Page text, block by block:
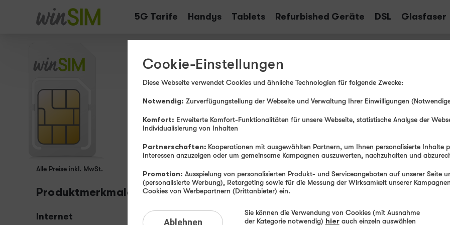
Tarife Handys Tablets Refurbished Geräte DSL Glasfaser
20 GB
bis zu50 MBit/s
FLAT Telefonie & SMS
Rufnummern-​Mitnahme
Alle Preise inkl. MwSt.
Produktmerkmale
Internet 20 GB mit Highspeed-Geschwindigkeit 50 MBit/s (Download) und 32
Cookie-Einstellungen
Diese Webseite verwendet Cookies und ähnliche Technologien für folgende Zwecke:
Notwendig: Zurverfügungstellung der Webseite und Verwaltung Ihrer Einwilligungen
Komfort: Erweiterte Komfort-Funktionalitäten für unsere Webseite, statistische Analyse der
Individualisierung von Inhalten
Partnerschaften: Kooperationen mit ausgewählten Partnern, um Ihnen personalisierte Inhalte
Interessen anzuzeigen oder um gemeinsame Kampagnen auszuwerten, nachzuhalten und
Promotion: Ausspielung von personalisierten Produkt- und Serviceangeboten auf unserer Seite
(personalisierte Werbung), Retargeting sowie für die Messung der Wirksamkeit unserer
Cookies von Werbepartnern (Drittanbieter) ein.
Ablehnen
Sie können die Verwendung von Cookies (mit Ausnahme
der Kategorie notwendig) hierauch einzeln auswählen